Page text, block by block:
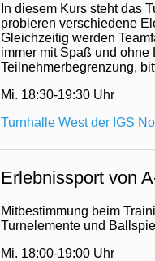
In diesem Kurs steht das
probieren verschiedene
Gleichzeitig werden
immer mit Spaß und ohne
Teilnehmerbegrenzung,
Mi. 18:30-19:30 Uhr
Turnhalle West der IGS
Erlebnissport von
Mitbestimmung beim
Turnelemente und
Mi. 18:00-19:00 Uhr